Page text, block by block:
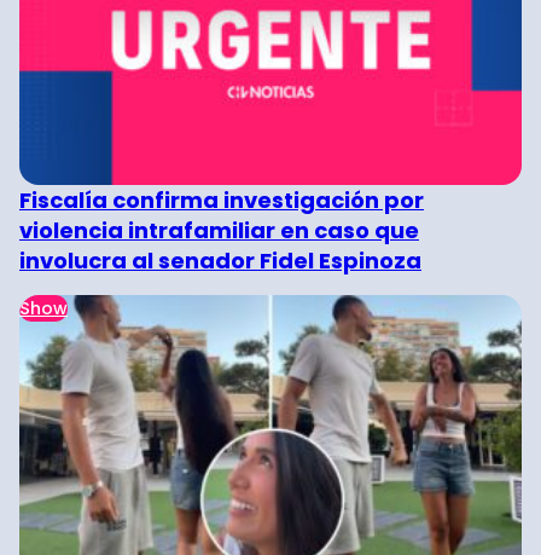
Fiscalía confirma investigación por
violencia intrafamiliar en caso que
involucra al senador Fidel Espinoza
Show